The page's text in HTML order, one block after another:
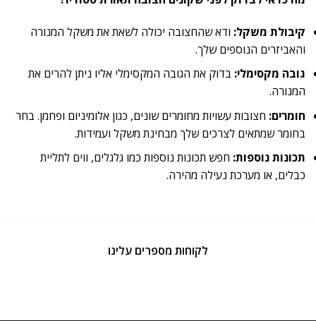
קיבולת משקל: ודא שהחצובה יכולה לשאת את משקל המנורה
והאביזרים הנוספים שלך.
גובה מקסימלי: בדוק את הגובה המקסימלי אליו ניתן להרים את
המנורה.
חומרים: חצובות עשויות מחומרים שונים, כגון אלומיניום ופחמן. בחר
בחומר שמתאים לצרכים שלך מבחינת משקל ועמידות.
תכונות נוספות: חפש תכונות נוספות כמו גלגלים, ווים לתליית
כבלים, או מערכת נעילה מהירה.
לקוחות מספרים עלינו